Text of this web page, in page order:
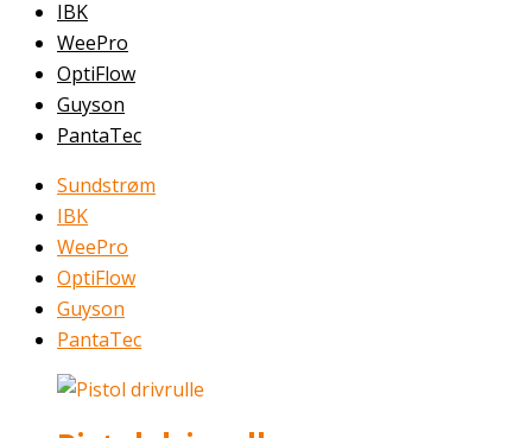
IBK
WeePro
OptiFlow
Guyson
PantaTec
Sundstrøm
IBK
WeePro
OptiFlow
Guyson
PantaTec